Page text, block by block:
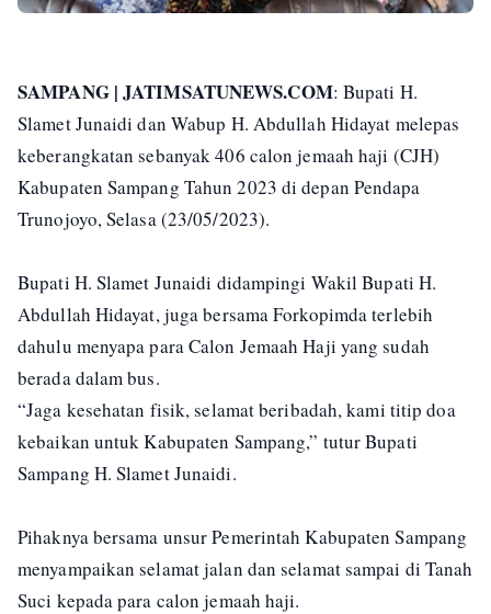
SAMPANG | JATIMSATUNEWS.COM: Bupati H.
Slamet Junaidi dan Wabup H. Abdullah Hidayat melepas
keberangkatan sebanyak 406 calon jemaah haji (CJH)
Kabupaten Sampang Tahun 2023 di depan Pendapa
Trunojoyo, Selasa (23/05/2023).
Bupati H. Slamet Junaidi didampingi Wakil Bupati H.
Abdullah Hidayat, juga bersama Forkopimda terlebih
dahulu menyapa para Calon Jemaah Haji yang sudah
berada dalam bus.
“Jaga kesehatan fisik, selamat beribadah, kami titip doa
kebaikan untuk Kabupaten Sampang,” tutur Bupati
Sampang H. Slamet Junaidi.
Pihaknya bersama unsur Pemerintah Kabupaten Sampang
menyampaikan selamat jalan dan selamat sampai di Tanah
Suci kepada para calon jemaah haji.